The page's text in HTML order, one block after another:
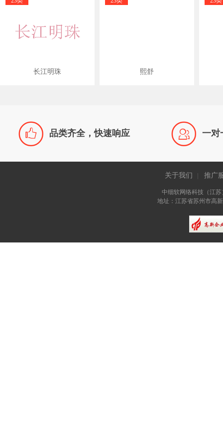
长江明珠 熙舒
 品类齐全，快速响应  一对
关于我们 推广
中细软网络科技（江
地址：江苏省苏州市高